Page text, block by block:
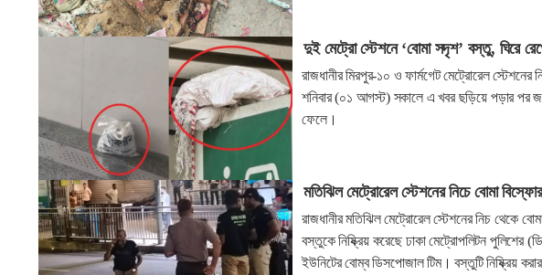
দুই মেট্রো স্টেশনে ‘বোমা সদৃশ’ বস্তু, ঘিরে
রাজধানীর মিরপুর-১০ ও ফার্মগেট মেট্রোরেল
শনিবার (০১ আগস্ট) সকালে এ খবর ছড়িয়ে পড়ার পর
ফেলে।
মতিঝিল মেট্রোরেল স্টেশনের নিচে বোমা
রাজধানীর মতিঝিল মেট্রোরেল স্টেশনের নিচ থেকে
বস্তুকে নিষ্ক্রিয় করেছে ঢাকা মেট্রোপলিটন পুলিশের
ইউনিটের বোম্ব ডিসপোজাল টিম। বস্তুটি নিষ্ক্রিয়